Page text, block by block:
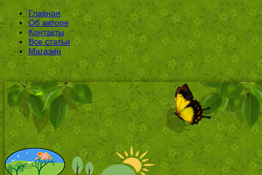
Главная
Об авторе
Контакты
Все статьи
Магазин